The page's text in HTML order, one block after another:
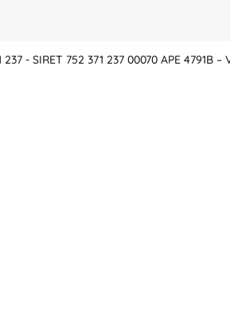
- SIRET 752 371 237 00070 APE